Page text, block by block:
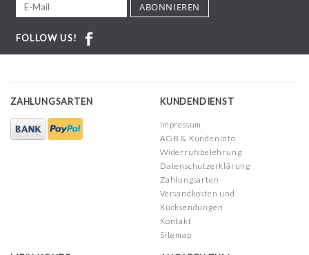
ABONNIEREN
FOLLOW US!
ZAHLUNGSARTEN KUNDENDIENST
Impressum
AGB & Kundeninfo
Widerrufsbelehrung
Datenschutzerklärung
Zahlungsarten
Versandkosten und
Rücksendungen
Kontakt
Sitemap